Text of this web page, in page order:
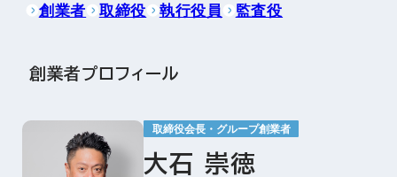
創業者 取締役 執行役員 監査役
創業者プロフィール
取締役会長・グループ創業者
大石 崇徳